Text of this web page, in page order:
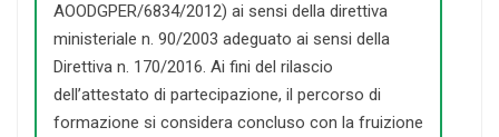
AOODGPER/6834/2012) ai sensi della direttiva
ministeriale n. 90/2003 adeguato ai sensi della
Direttiva n. 170/2016. Ai fini del rilascio
dell’attestato di partecipazione, il percorso di
formazione si considera concluso con la fruizione